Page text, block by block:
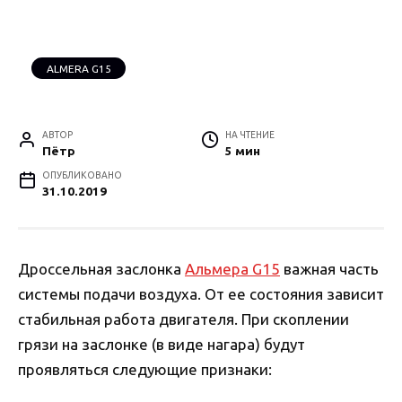
ALMERA G15
АВТОР
Пётр
НА ЧТЕНИЕ
5 мин
ОПУБЛИКОВАНО
31.10.2019
Дроссельная заслонка Альмера G15 важная часть
системы подачи воздуха. От ее состояния зависит
стабильная работа двигателя. При скоплении
грязи на заслонке (в виде нагара) будут
проявляться следующие признаки: